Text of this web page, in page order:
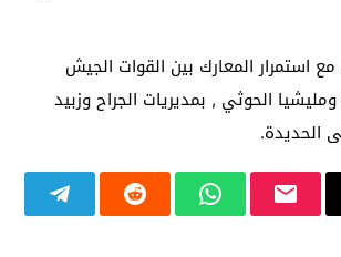
استمرار المعارك بين القوات الجيش
الحوثي , بمديريات الجراح وزبيد
الحديدة.